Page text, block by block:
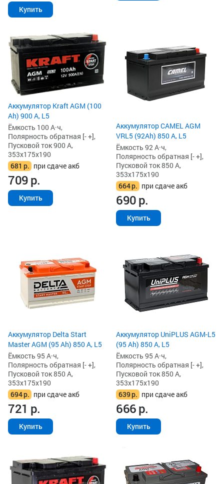
Купить
Аккумулятор Kraft AGM (100
Ah) 900 А, L5
Ёмкость 100 А·ч,
Полярность обратная [- +],
Пусковой ток 900 А,
353x175x190
681 р. при сдаче акб
709р.
Купить
Аккумулятор CAMEL AGM
VRL5 (92Ah) 850 А, L5
Ёмкость 92 А·ч,
Полярность обратная [- +],
Пусковой ток 850 А,
353x175x190
664р. при сдаче акб
690р.
Купить
Аккумулятор Delta Start
Master AGM (95 Ah) 850 А, L5
Ёмкость 95 А·ч,
Полярность обратная [- +],
Пусковой ток 850 А,
353x175x190
694р. при сдаче акб
721 р.
Купить
Аккумулятор UniPLUS AGM-L5
(95 Ah) 850 А, L5
Ёмкость 95 А·ч,
Полярность обратная [- +],
Пусковой ток 850 А,
353x175x190
639р. при сдаче акб
666р.
Купить